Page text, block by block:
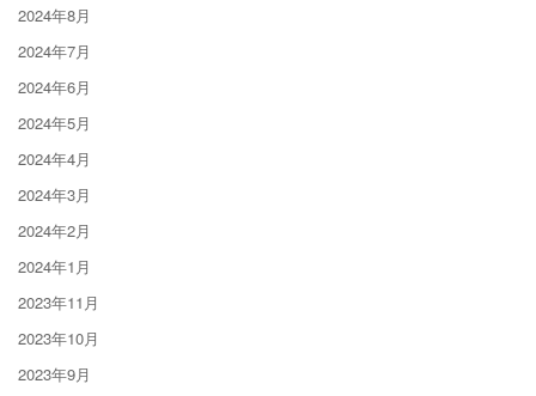
2024年8月
2024年7月
2024年6月
2024年5月
2024年4月
2024年3月
2024年2月
2024年1月
2023年11月
2023年10月
2023年9月